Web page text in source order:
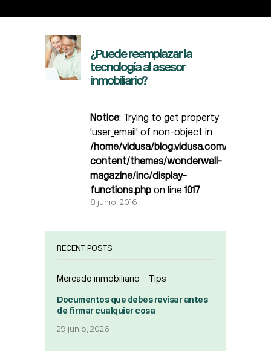
¿Puede reemplazar la
tecnología al asesor
inmobiliario?
Notice: Trying to get property
'user_email' of non-object in
/home/vidusa/blog.vidusa.com/wp-
content/themes/wonderwall-
magazine/inc/display-
functions.php on line 1017
8 junio, 2016
RECENT POSTS
Mercado inmobiliario Tips
Documentos que debes revisar antes
de firmar cualquier cosa
29 junio, 2026